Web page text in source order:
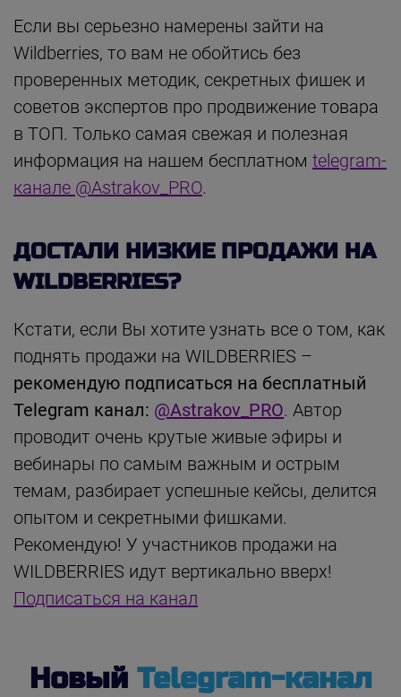
Если вы серьезно намерены зайти на
Wildberries, то вам не обойтись без
проверенных методик, секретных фишек и
советов экспертов про продвижение товара
в ТОП. Только самая свежая и полезная
информация на нашем бесплатном telegram-
канале @Astrakov_PRO.
ДОСТАЛИ НИЗКИЕ ПРОДАЖИ НА
WILDBERRIES?
Кстати, если Вы хотите узнать все о том, как
поднять продажи на WILDBERRIES –
рекомендую подписаться на бесплатный
Telegram канал: @Astrakov_PRO. Автор
проводит очень крутые живые эфиры и
вебинары по самым важным и острым
темам, разбирает успешные кейсы, делится
опытом и секретными фишками.
Рекомендую! У участников продажи на
WILDBERRIES идут вертикально вверх!
Подписаться на канал
Новый Telegram-канал